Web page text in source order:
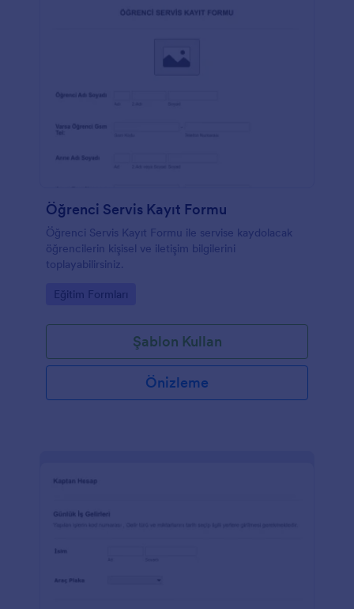
Öğrenci Servis Kayıt Formu
Öğrenci Servis Kayıt Formu ile servise kaydolacak
öğrencilerin kişisel ve iletişim bilgilerini
toplayabilirsiniz.
Go to Category:
Eğitim Formları
Şablon Kullan
Önizleme